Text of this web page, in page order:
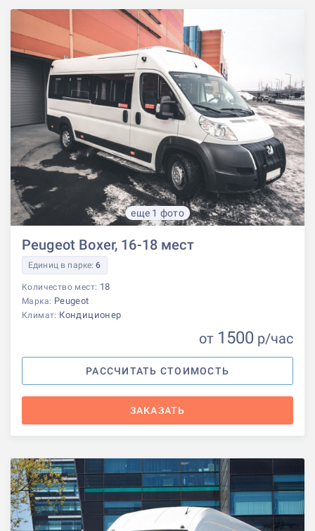
еще 1 фото
Peugeot Boxer, 16-18 мест
Единиц в парке:6
Количество мест: 18
Марка: Peugeot
Климат: Кондиционер
от 1500 р/час
РАССЧИТАТЬ СТОИМОСТЬ
ЗАКАЗАТЬ